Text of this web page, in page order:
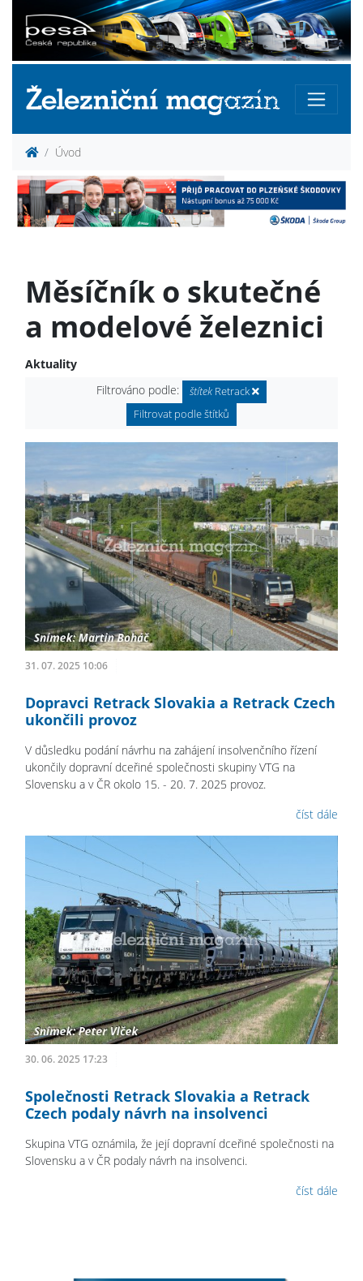
Úvod
Měsíčník o skutečné
a modelové železnici
Aktuality
Filtrováno podle:
štítek Retrack
Filtrovat podle štítků
31. 07. 2025 10:06
Dopravci Retrack Slovakia a Retrack Czech
ukončili provoz
V důsledku podání návrhu na zahájení insolvenčního řízení
ukončily dopravní dceřiné společnosti skupiny VTG na
Slovensku a v ČR okolo 15. - 20. 7. 2025 provoz.
číst dále
30. 06. 2025 17:23
Společnosti Retrack Slovakia a Retrack
Czech podaly návrh na insolvenci
Skupina VTG oznámila, že její dopravní dceřiné společnosti na
Slovensku a v ČR podaly návrh na insolvenci.
číst dále